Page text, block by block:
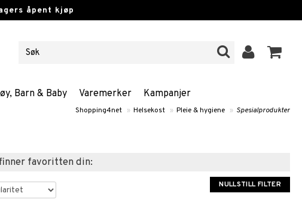
åpent kjøp
Barn & Baby Varemerker Kampanjer
Shopping4net » Helsekost » Pleie & hygiene » Spesialprodukter
favoritten din:
NULLSTILL FILTER